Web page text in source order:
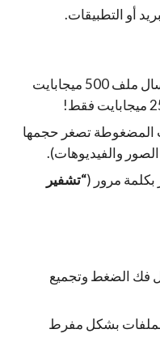
أو التطبيقات.
: مثل إرسال ملف 500 ميجابايت
المضغوطة تصغر حجمها
والفيديوهات).
بكلمة مرور (“تشفير
فك الضغط وتجميع
بشكل مفرط